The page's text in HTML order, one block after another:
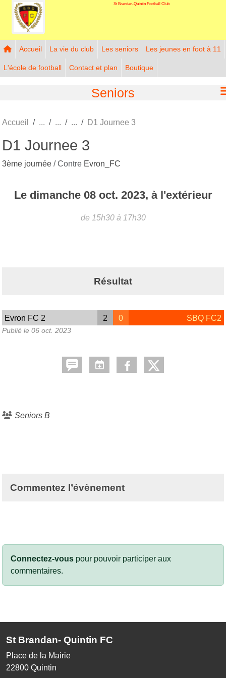
St Brandan-Quintin Football Club
Accueil La vie du club Les seniors Les jeunes en foot à 11
L'école de football Contact et plan Boutique
Seniors
Accueil D1 Journee 3
D1 Journee 3
3ème journée / Contre Evron_FC
Le dimanche 08 oct. 2023, à l'extérieur
de 15h30 à 17h30
Résultat
Evron FC 2 2 0 SBQ FC2
Publié le 06 oct. 2023
Seniors B
Commentez l’évènement
Connectez-vous pour pouvoir participer aux
commentaires.
St Brandan- Quintin FC
Place de la Mairie
22800 Quintin
Panneau de gestion des cookies